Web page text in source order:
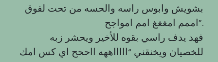
بشويش وابوس راسه والحسه من تحت لفوق
اممم امغغغ امم امواجح”.
فهد يدف راسي بقوه للأخير ويحشر زبه
للخصيان ويخنقني “اااااههه ااححح اي كس امك